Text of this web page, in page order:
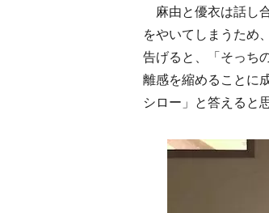
麻由と優衣は話し
をやいてしまうため
告げると、「そっち
離感を縮めることに
シロー」と答えると